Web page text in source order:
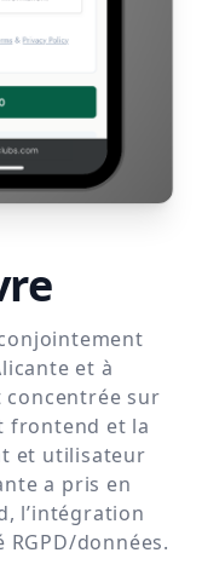
et à
concentrée sur
frontend et la
et utilisateur
a pris en
l’intégration
données.